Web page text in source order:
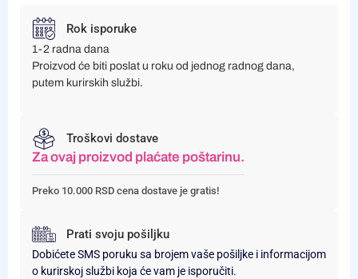
Rok isporuke
1-2 radna dana
Proizvod će biti poslat u roku od jednog radnog dana,
putem kurirskih službi.
Troškovi dostave
Za ovaj proizvod plaćate poštarinu.
Preko 10.000 RSD cena dostave je gratis!
Prati svoju pošiljku
Dobićete SMS poruku sa brojem vaše pošiljke i informacijom
o kurirskoj službi koja će vam je isporučiti.